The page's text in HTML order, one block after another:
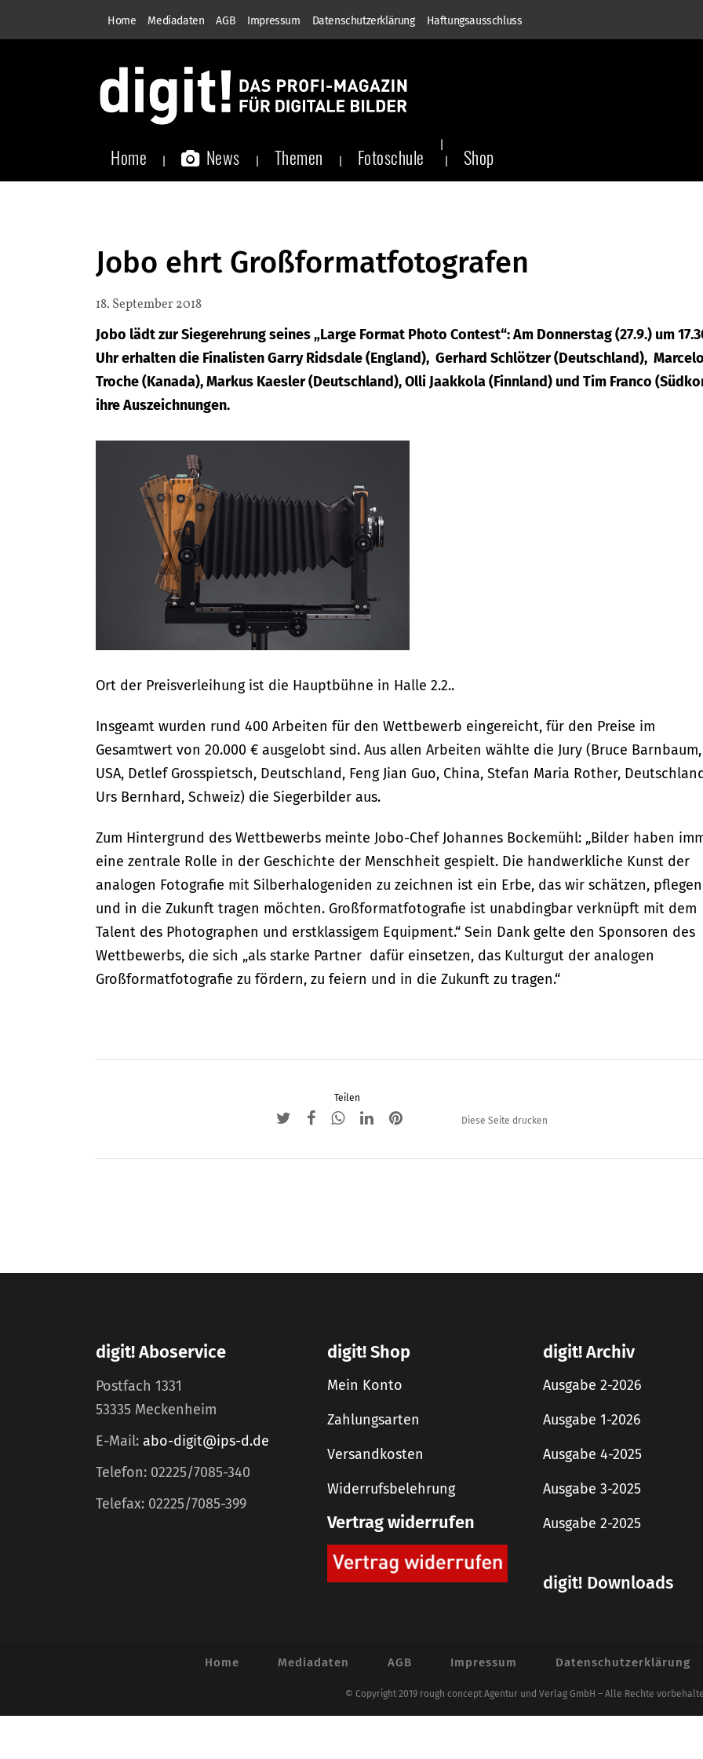
Home Mediadaten AGB Impressum Datenschutzerklärung Haftungsausschluss
Home News Themen Fotoschule Shop
Jobo ehrt Großformatfotografen
18. September 2018
Jobo lädt zur Siegerehrung seines „Large Format Photo Contest“: Am Donnerstag (27.9.) um
Uhr erhalten die Finalisten Garry Ridsdale (England), Gerhard Schlötzer (Deutschland), Marcelo
Troche (Kanada), Markus Kaesler (Deutschland), Olli Jaakkola (Finnland) und Tim Franco
ihre Auszeichnungen.
Ort der Preisverleihung ist die Hauptbühne in Halle 2.2..
Insgeamt wurden rund 400 Arbeiten für den Wettbewerb eingereicht, für den Preise im
Gesamtwert von 20.000 € ausgelobt sind. Aus allen Arbeiten wählte die Jury (Bruce Barnbaum,
USA, Detlef Grosspietsch, Deutschland, Feng Jian Guo, China, Stefan Maria Rother,
Urs Bernhard, Schweiz) die Siegerbilder aus.
Zum Hintergrund des Wettbewerbs meinte Jobo-Chef Johannes Bockemühl: „Bilder haben
eine zentrale Rolle in der Geschichte der Menschheit gespielt. Die handwerkliche Kunst der
analogen Fotografie mit Silberhalogeniden zu zeichnen ist ein Erbe, das wir schätzen, pflegen
und in die Zukunft tragen möchten. Großformatfotografie ist unabdingbar verknüpft mit dem
Talent des Photographen und erstklassigem Equipment.“ Sein Dank gelte den Sponsoren des
Wettbewerbs, die sich „als starke Partner dafür einsetzen, das Kulturgut der analogen
Großformatfotografie zu fördern, zu feiern und in die Zukunft zu tragen.“
Teilen
Diese Seite drucken
digit! Aboservice
Postfach 1331
53335 Meckenheim
E-Mail: abo-digit@ips-d.de
Telefon: 02225/7085-340
Telefax: 02225/7085-399
digit! Shop
Mein Konto
Zahlungsarten
Versandkosten
Widerrufsbelehrung
Vertrag widerrufen
digit! Archiv
Ausgabe 2-2026
Ausgabe 1-2026
Ausgabe 4-2025
Ausgabe 3-2025
Ausgabe 2-2025
digit! Downloads
Home Mediadaten AGB Impressum Datenschutzerklärung
© Copyright 2019 rough concept Agentur und Verlag GmbH – Alle Rechte